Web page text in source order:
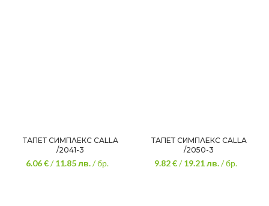
ТАПЕТ СИМПЛЕКС CALLA
/2041-3
6.06 €/11.85лв./ бр.
ТАПЕТ СИМПЛЕКС CALLA
/2050-3
9.82 €/19.21лв./ бр.